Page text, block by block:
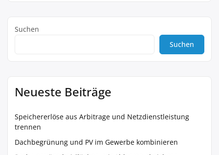
Suchen
Suchen
Neueste Beiträge
Speichererlöse aus Arbitrage und Netzdienstleistung
trennen
Dachbegrünung und PV im Gewerbe kombinieren